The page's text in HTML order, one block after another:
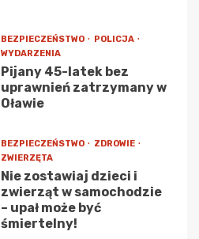
BEZPIECZEŃSTWO
POLICJA
WYDARZENIA
Pijany 45-latek bez
uprawnień zatrzymany w
Oławie
BEZPIECZEŃSTWO
ZDROWIE
ZWIERZĘTA
Nie zostawiaj dzieci i
zwierząt w samochodzie
– upał może być
śmiertelny!